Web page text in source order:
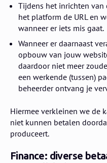
Tijdens het inrichten
het platform de URL en
wanneer er iets mis gaat.
Wanneer er daarnaast
opbouw van jouw
daardoor niet meer
een werkende (tussen)
beheerder ontvang je
Hiermee verkleinen we de
niet kunnen betalen
produceert.
Finance: diverse